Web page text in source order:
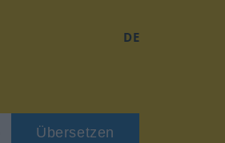
DE
Übersetzen